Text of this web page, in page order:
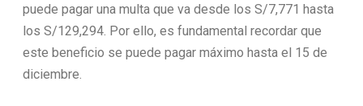
puede pagar una multa que va desde los S/7,771 hasta
los S/129,294. Por ello, es fundamental recordar que
este beneficio se puede pagar máximo hasta el 15 de
diciembre.